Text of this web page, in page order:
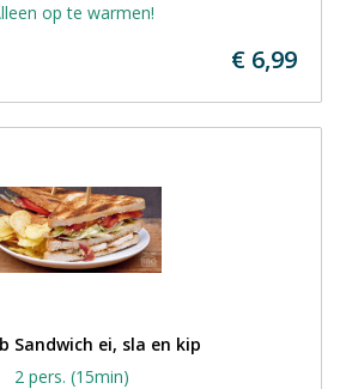
op te warmen!
€ 6,99
Sandwich ei, sla en kip
2 pers. (15min)